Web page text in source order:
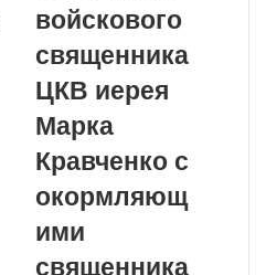
войскового
священника
ЦКВ иерея
Марка
Кравченко с
окормляющ
ими
священника